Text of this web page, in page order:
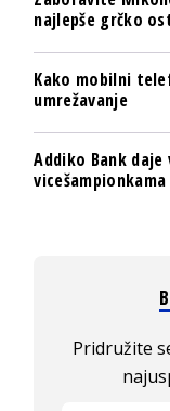
najlepše grčko
Kako mobilni
umrežavanje
Addiko Bank
Pridružite